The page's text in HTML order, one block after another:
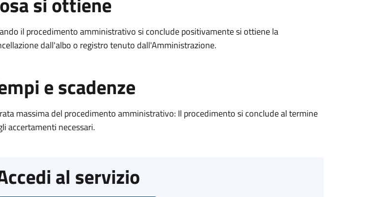
il procedimento amministrativo si conclude positivamente si ottiene la
dall'albo o registro tenuto dall'Amministrazione.
e scadenze
massima del procedimento amministrativo: Il procedimento si conclude al termine
accertamenti necessari.
al servizio